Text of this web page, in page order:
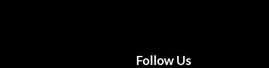
Follow Us